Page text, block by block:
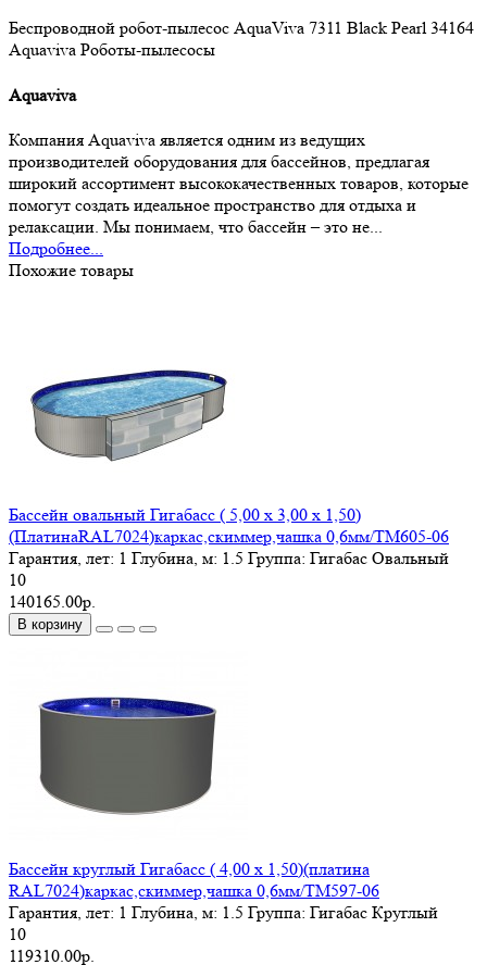
Беспроводной робот-пылесос AquaViva 7311 Black Pearl 34164
Aquaviva Роботы-пылесосы
Aquaviva
Компания Aquaviva является одним из ведущих
производителей оборудования для бассейнов, предлагая
широкий ассортимент высококачественных товаров, которые
помогут создать идеальное пространство для отдыха и
релаксации. Мы понимаем, что бассейн – это не...
Подробнее...
Похожие товары
Бассейн овальный Гигабасс ( 5,00 х 3,00 х 1,50)
(ПлатинаRAL7024)каркас,скиммер,чашка 0,6мм/ТМ605-06
Гарантия, лет: 1 Глубина, м: 1.5 Группа: Гигабас Овальный
10
140165.00р.
В корзину
Бассейн круглый Гигабасс ( 4,00 х 1,50)(платина
RAL7024)каркас,скиммер,чашка 0,6мм/ТМ597-06
Гарантия, лет: 1 Глубина, м: 1.5 Группа: Гигабас Круглый
10
119310.00р.